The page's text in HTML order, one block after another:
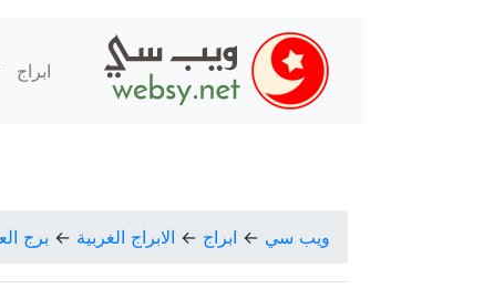
ابراج
ويب سي ← ابراج ← الابراج الغربية ← برج